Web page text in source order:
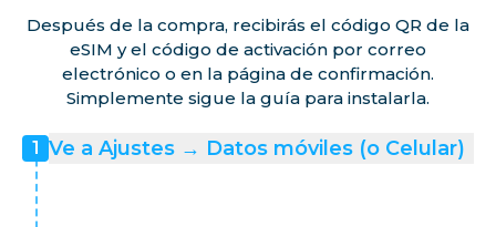
Después de la compra, recibirás el código QR de la
eSIM y el código de activación por correo
electrónico o en la página de confirmación.
Simplemente sigue la guía para instalarla.
1 Ve a Ajustes → Datos móviles (o Celular)